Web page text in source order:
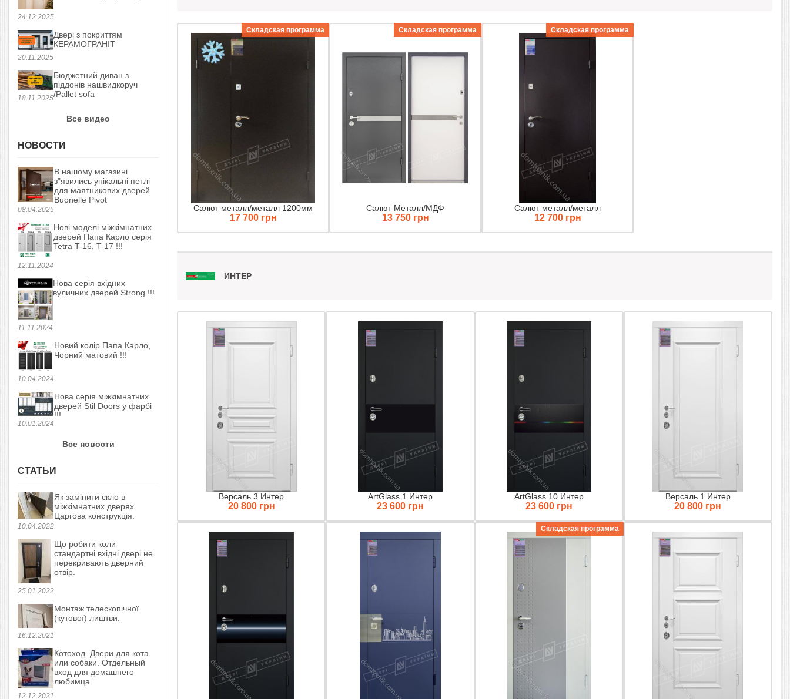
24.12.2025
20.11.2025
Двері з покриттям
КЕРАМОГРАНІТ
18.11.2025
Бюджетний диван з
піддонів нашвидкоруч
/Pallet sofa
Все видео
НОВОСТИ
08.04.2025
В нашому магазині
з"явились унікальні петлі
для маятникових дверей
Buonelle Pivot
12.11.2024
Нові моделі міжкімнатних
дверей Папа Карло серія
Tetra T-16, T-17 !!!
11.11.2024
Нова серія вхідних
вуличних дверей Strong !!!
10.04.2024
Новий колір Папа Карло,
Чорний матовий !!!
10.01.2024
Нова серія міжкімнатних
дверей Stil Doors у фарбі
!!!
Все новости
СТАТЬИ
10.04.2022
Як замінити скло в
міжкімнатних дверях.
Царгова конструкція.
25.01.2022
Що робити коли
стандартні вхідні двері не
перекривають дверний
отвір.
16.12.2021
Монтаж телескопічної
(кутової) лиштви.
12.12.2021
Котоход. Двери для кота
или собаки. Отдельный
вход для домашнего
любимца
Салют металл/металл 1200мм
17 700 грн
Складская программа
Салют Металл/МДФ
13 750 грн
Складская программа
Салют металл/металл
12 700 грн
Складская программа
ИНТЕР
Версаль 3 Интер
20 800 грн
ArtGlass 1 Интер
23 600 грн
ArtGlass 10 Интер
23 600 грн
Версаль 1 Интер
20 800 грн
Складская программа